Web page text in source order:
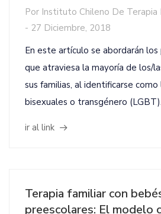
Por Instituto Chileno De Terapia
- 27 Diciembre, 2018
En este artículo se abordarán
que atraviesa la mayoría de los/
sus familias, al identificarse como
bisexuales o transgénero (LGBT).
ir al link
Terapia familiar con
preescolares: El modelo